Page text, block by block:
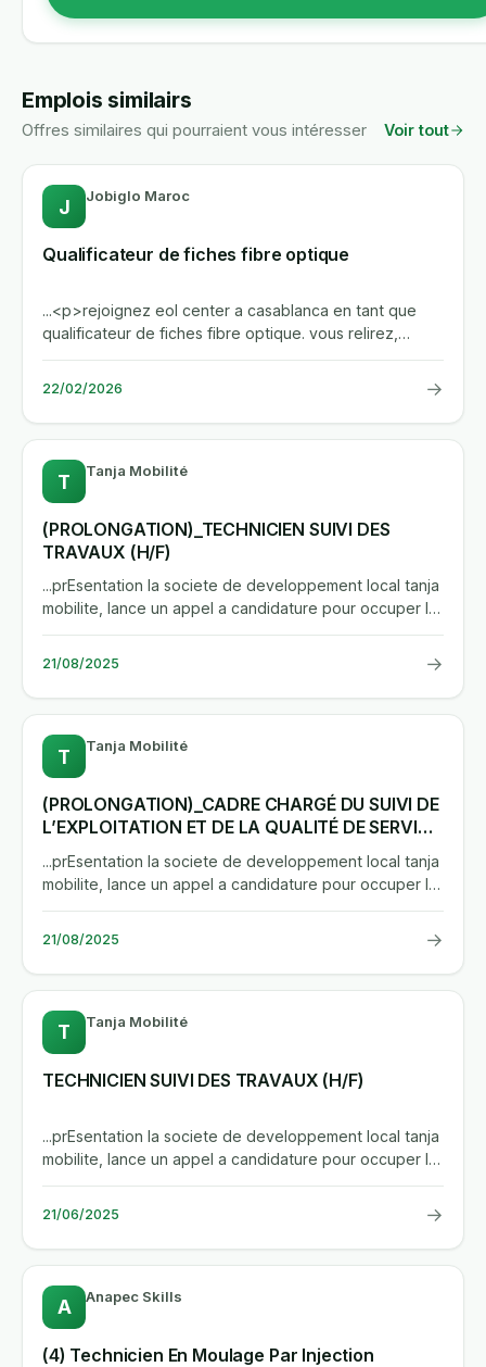
Emplois similairs
Offres similaires qui pourraient vous intéresser Voir tout
J Jobiglo Maroc
Qualificateur de fiches fibre optique
...<p>rejoignez eol center a casablanca en tant que
qualificateur de fiches fibre optique. vous relirez,
corrigerez et...
22/02/2026 →
T Tanja Mobilité
(PROLONGATION)_TECHNICIEN SUIVI DES
TRAVAUX (H/F)
...prEsentation la societe de developpement local tanja
mobilite, lance un appel a candidature pour occuper le
poste...
21/08/2025 →
T Tanja Mobilité
(PROLONGATION)_CADRE CHARGÉ DU SUIVI DE
L’EXPLOITATION ET DE LA QUALITÉ DE SERVICE
(H/F)
...prEsentation la societe de developpement local tanja
mobilite, lance un appel a candidature pour occuper le
poste...
21/08/2025 →
T Tanja Mobilité
TECHNICIEN SUIVI DES TRAVAUX (H/F)
...prEsentation la societe de developpement local tanja
mobilite, lance un appel a candidature pour occuper le
poste...
21/06/2025 →
A Anapec Skills
(4) Technicien En Moulage Par Injection